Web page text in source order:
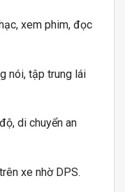
xem phim, đọc
nói, tập trung lái
di chuyển an
xe nhờ DPS.